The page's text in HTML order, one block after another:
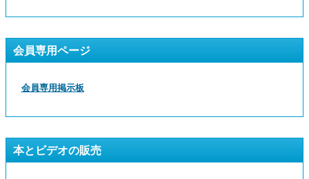
会員専用ページ
会員専用掲示板
本とビデオの販売